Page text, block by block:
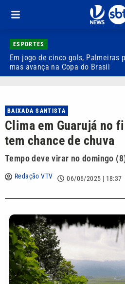
ESPORTES
Em jogo de cinco gols, Palmeiras
mas avança na Copa do Brasil
BAIXADA SANTISTA
Clima em Guarujá no
tem chance de chuva
Tempo deve virar no domingo
Redação VTV 06/06/2025 | 18:37